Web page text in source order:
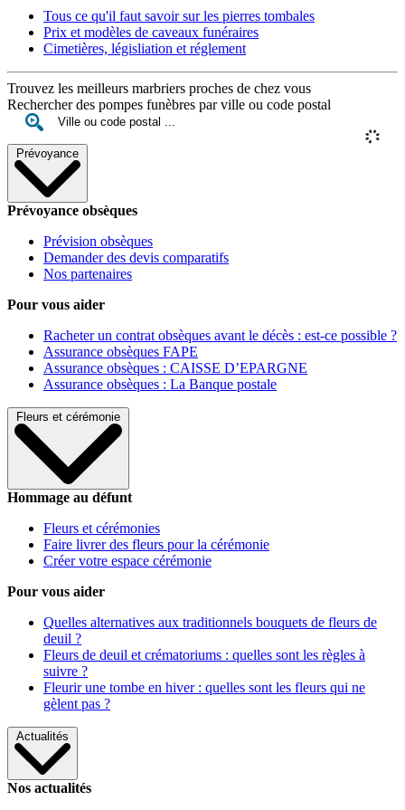
Tous ce qu'il faut savoir sur les pierres tombales
Prix et modèles de caveaux funéraires
Cimetières, législiation et réglement
Trouvez les meilleurs marbriers proches de chez vous
Rechercher des pompes funèbres par ville ou code postal
Prévoyance
Prévoyance obsèques
Prévision obsèques
Demander des devis comparatifs
Nos partenaires
Pour vous aider
Racheter un contrat obsèques avant le décès : est-ce possible ?
Assurance obsèques FAPE
Assurance obsèques : CAISSE D’EPARGNE
Assurance obsèques : La Banque postale
Fleurs et cérémonie
Hommage au défunt
Fleurs et cérémonies
Faire livrer des fleurs pour la cérémonie
Créer votre espace cérémonie
Pour vous aider
Quelles alternatives aux traditionnels bouquets de fleurs de
deuil ?
Fleurs de deuil et crématoriums : quelles sont les règles à
suivre ?
Fleurir une tombe en hiver : quelles sont les fleurs qui ne
gèlent pas ?
Actualités
Nos actualités